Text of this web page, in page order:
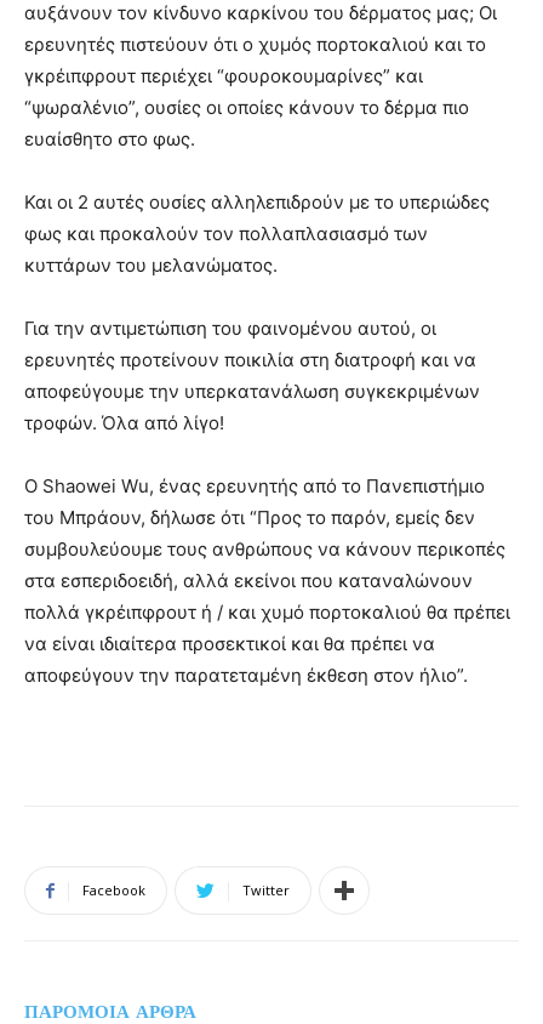
αυξάνουν τον κίνδυνο καρκίνου του δέρματος μας; Οι
ερευνητές πιστεύουν ότι ο χυμός πορτοκαλιού και το
γκρέιπφρουτ περιέχει “φουροκουμαρίνες” και
“ψωραλένιο”, ουσίες οι οποίες κάνουν το δέρμα πιο
ευαίσθητο στο φως.
Και οι 2 αυτές ουσίες αλληλεπιδρούν με το υπεριώδες
φως και προκαλούν τον πολλαπλασιασμό των
κυττάρων του μελανώματος.
Για την αντιμετώπιση του φαινομένου αυτού, οι
ερευνητές προτείνουν ποικιλία στη διατροφή και να
αποφεύγουμε την υπερκατανάλωση συγκεκριμένων
τροφών. Όλα από λίγο!
Ο Shaowei Wu, ένας ερευνητής από το Πανεπιστήμιο
του Μπράουν, δήλωσε ότι “Προς το παρόν, εμείς δεν
συμβουλεύουμε τους ανθρώπους να κάνουν περικοπές
στα εσπεριδοειδή, αλλά εκείνοι που καταναλώνουν
πολλά γκρέιπφρουτ ή / και χυμό πορτοκαλιού θα πρέπει
να είναι ιδιαίτερα προσεκτικοί και θα πρέπει να
αποφεύγουν την παρατεταμένη έκθεση στον ήλιο”.
Facebook Twitter
ΠΑΡΟΜΟΙΑ ΑΡΘΡΑ